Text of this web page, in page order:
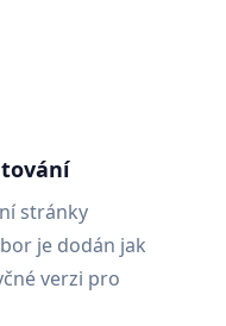
stránky
je dodán jak
verzi pro